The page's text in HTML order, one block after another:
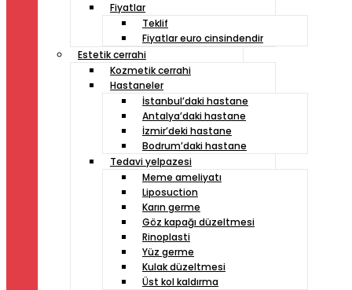
Fiyatlar
Teklif
Fiyatlar euro cinsindendir
Estetik cerrahi
Kozmetik cerrahi
Hastaneler
İstanbul’daki hastane
Antalya’daki hastane
İzmir’deki hastane
Bodrum’daki hastane
Tedavi yelpazesi
Meme ameliyatı
Liposuction
Karın germe
Göz kapağı düzeltmesi
Rinoplasti
Yüz germe
Kulak düzeltmesi
Üst kol kaldırma